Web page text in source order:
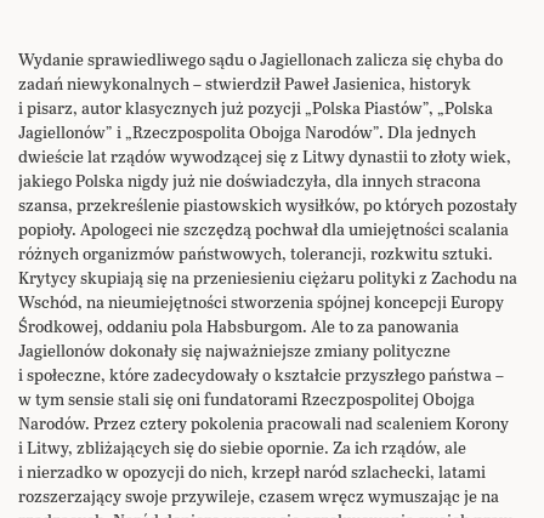
Wydanie sprawiedliwego sądu o Jagiellonach zalicza się chyba do
zadań niewykonalnych – stwierdził Paweł Jasienica, historyk
i pisarz, autor klasycznych już pozycji „Polska Piastów”, „Polska
Jagiellonów” i „Rzeczpospolita Obojga Narodów”. Dla jednych
dwieście lat rządów wywodzącej się z Litwy dynastii to złoty wiek,
jakiego Polska nigdy już nie doświadczyła, dla innych stracona
szansa, przekreślenie piastowskich wysiłków, po których pozostały
popioły. Apologeci nie szczędzą pochwał dla umiejętności scalania
różnych organizmów państwowych, tolerancji, rozkwitu sztuki.
Krytycy skupiają się na przeniesieniu ciężaru polityki z Zachodu na
Wschód, na nieumiejętności stworzenia spójnej koncepcji Europy
Środkowej, oddaniu pola Habsburgom. Ale to za panowania
Jagiellonów dokonały się najważniejsze zmiany polityczne
i społeczne, które zadecydowały o kształcie przyszłego państwa –
w tym sensie stali się oni fundatorami Rzeczpospolitej Obojga
Narodów. Przez cztery pokolenia pracowali nad scaleniem Korony
i Litwy, zbliżających się do siebie opornie. Za ich rządów, ale
i nierzadko w opozycji do nich, krzepł naród szlachecki, latami
rozszerzający swoje przywileje, czasem wręcz wymuszając je na